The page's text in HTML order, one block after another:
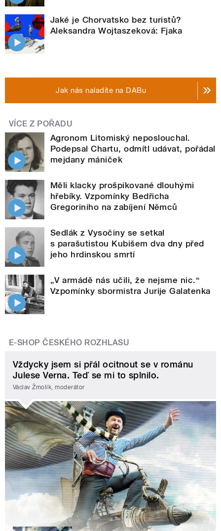
Jaké je Chorvatsko bez turistů?
Aleksandra Wojtaszeková: Fjaka
Jak nás naladíte na DABu
VÍCE Z POŘADU
Agronom Litomiský neposlouchal.
Podepsal Chartu, odmítl udávat, pořádal
mejdany mániček
Měli klacky prošpikované dlouhými
hřebíky. Vzpomínky Bedřicha
Gregoriniho na zabíjení Němců
Sedlák z Vysočiny se setkal
s parašutistou Kubišem dva dny před
jeho hrdinskou smrtí
„V armádě nás učili, že nejsme nic.“
Vzpomínky sbormistra Jurije Galatenka
E-SHOP ČESKÉHO ROZHLASU
Vždycky jsem si přál ocitnout se v románu
Julese Verna. Teď se mi to splnilo.
Václav Žmolík, moderátor